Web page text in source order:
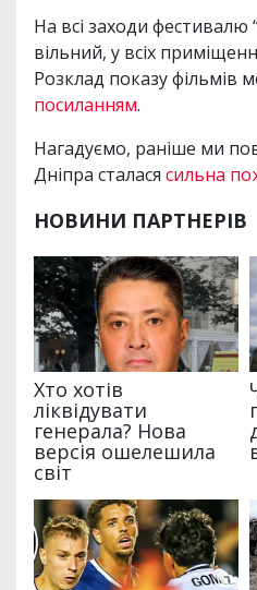
На всі заходи фестивалю
вільний, у всіх
Розклад показу фільмів
посиланням.
Нагадуємо, раніше ми
Дніпра сталася сильна